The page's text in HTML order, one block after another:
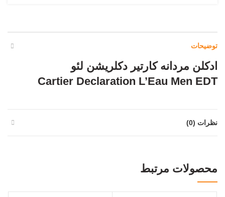
توضیحات
ادکلن مردانه کارتیر دکلریشن لئو
Cartier Declaration L’Eau Men EDT
نظرات (0)
محصولات مرتبط